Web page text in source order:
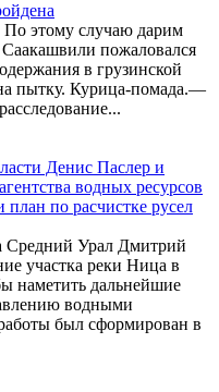
этому случаю дарим
пожаловался
в грузинской
пытку. Курица-помада.—
Денис Паслер и
водных ресурсов
по расчистке русел
Средний Урал Дмитрий
участка реки Ница в
наметить дальнейшие
водными
был сформирован в